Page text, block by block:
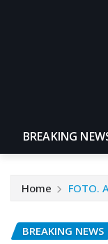
BREAKING
Home FOTO.
BREAKING NEWS